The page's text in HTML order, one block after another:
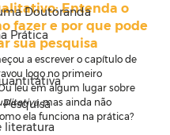
Doutoranda
Prática
literatura
Entenda o
fazer e por que pode
sua pesquisa
a escrever o capítulo de
logo no primeiro
leu em algum lugar sobre
, mas ainda não
ela funciona na prática?